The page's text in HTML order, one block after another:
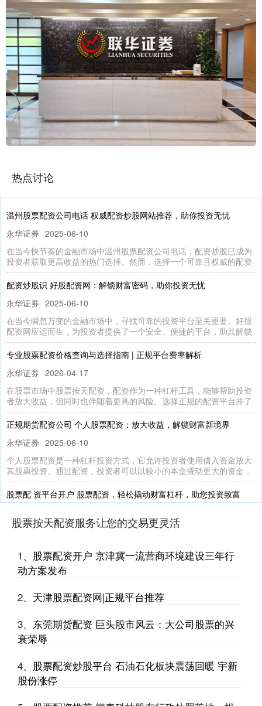
热点讨论
温州股票配资公司电话 权威配资炒股网站推荐，助你投资无忧
永华证券 2025-06-10
在当今快节奏的金融市场中温州股票配资公司电话，配资炒股已成为
投资者获取更高收益的热门选择。然而，选择一个可靠且权威的配资
配资炒股识 好股配资网：解锁财富密码，助你投资无忧
永华证券 2025-06-10
在当今瞬息万变的金融市场中，寻找可靠的投资平台至关重要。好股
配资网应运而生，为投资者提供了一个安全、便捷的平台，助其解锁
专业股票配资价格查询与选择指南 | 正规平台费率解析
永华证券 2026-04-17
在股票市场中股票按天配资，配资作为一种杠杆工具，能够帮助投资
者放大收益，但同时也伴随着更高的风险。选择正规的配资平台并了
正规期货配资公司 个人股票配资：放大收益，解锁财富新境界
永华证券 2025-06-10
个人股票配资是一种杠杆投资方式，它允许投资者使用借入资金放大
其股票投资。通过配资，投资者可以以较小的本金撬动更大的资金，
股票配 资平台开户 股票配资，轻松撬动财富杠杆，助您投资致富
股票配资是一种杠杆式投资工具，它允许投资者以较小的自有资金撬
股市配资怎么弄 股票配资官：助力投资，稳健增值
股票配资，是指投资者利用自身资金作为担保，从配资公司获得一定
2023配资炒股 MSCI新兴市场货币指数创新高 美联储9月降息预期升
股票按天配资服务让您的交易更灵活 2025-06-10
21世纪经济报道记者 陈植 上海报道 股票配资的核心在于资金杠杆，
股票按天配资服务让您的交易更灵活
1、 股票配资开户 京津冀一流营商环境建设三年行
动方案发布
2、 天津股票配资网|正规平台推荐
3、 东莞期货配资 巨头股市风云：大公司股票的兴
衰荣辱
4、 股票配资炒股平台 石油石化板块震荡回暖 宇新
股份涨停